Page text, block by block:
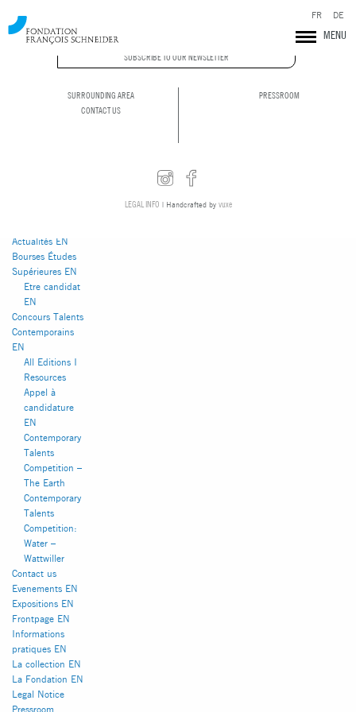
Fondation François Schneider
MENU
FR DE
You are currently
Actualités EN
Bourses Études
Supérieures EN
Etre candidat
EN
Concours Talents
Contemporains
EN
All Editions I
Resources
Appel à
candidature
EN
Contemporary
Talents
Competition –
The Earth
Contemporary
Talents
Competition:
Water –
Wattwiller
Contact us
Evenements EN
Expositions EN
Frontpage EN
Informations
pratiques EN
La collection EN
La Fondation EN
Legal Notice
Pressroom
SUBSCRIBE TO OUR NEWSLETTER
SURROUNDING AREA
CONTACT US
PRESSROOM
LEGAL INFO | Handcrafted by vuxe